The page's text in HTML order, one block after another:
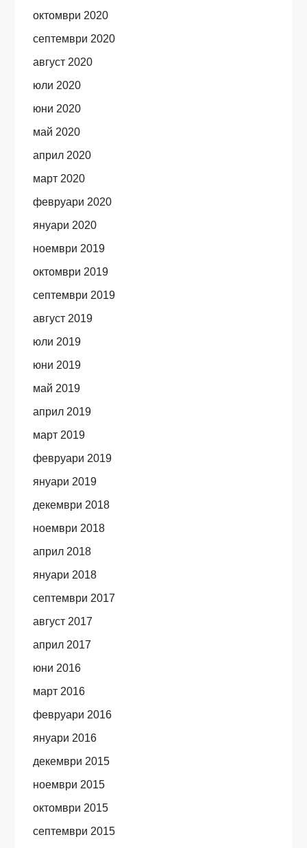
октомври 2020
септември 2020
август 2020
юли 2020
юни 2020
май 2020
април 2020
март 2020
февруари 2020
януари 2020
ноември 2019
октомври 2019
септември 2019
август 2019
юли 2019
юни 2019
май 2019
април 2019
март 2019
февруари 2019
януари 2019
декември 2018
ноември 2018
април 2018
януари 2018
септември 2017
август 2017
април 2017
юни 2016
март 2016
февруари 2016
януари 2016
декември 2015
ноември 2015
октомври 2015
септември 2015